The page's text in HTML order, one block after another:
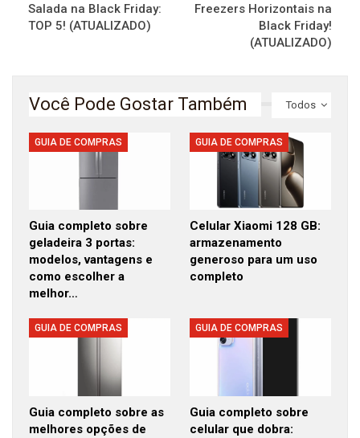
Salada na Black Friday:
TOP 5! (ATUALIZADO)
Freezers Horizontais na
Black Friday!
(ATUALIZADO)
Todos
Você Pode Gostar Também
GUIA DE COMPRAS
Guia completo sobre
geladeira 3 portas:
modelos, vantagens e
como escolher a
melhor…
GUIA DE COMPRAS
Celular Xiaomi 128 GB:
armazenamento
generoso para um uso
completo
GUIA DE COMPRAS
Guia completo sobre as
melhores opções de
GUIA DE COMPRAS
Guia completo sobre
celular que dobra: